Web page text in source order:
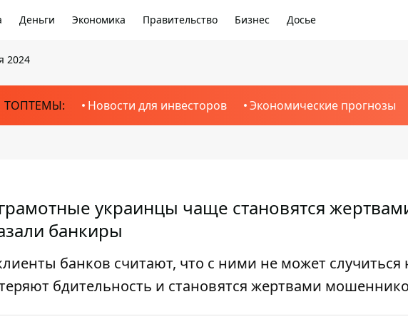
Деньги Экономика Правительство Бизнес Досье
2024
ТОПТЕМЫ: Новости для инвесторов Экономические прогнозы
украинцы чаще становятся
банкиры
банков считают, что с ними не может случиться
бдительность и становятся жертвами